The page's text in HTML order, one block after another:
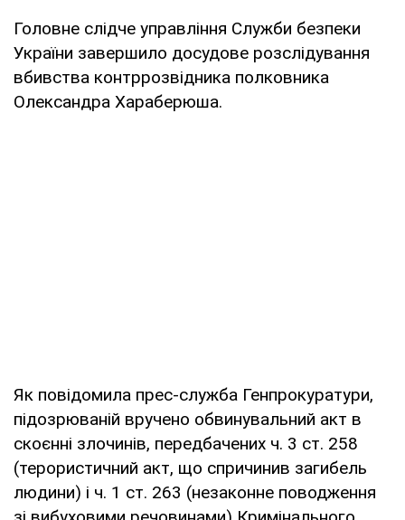
Головне слідче управління Служби безпеки
України завершило досудове розслідування
вбивства контррозвідника полковника
Олександра Хараберюша.
Як повідомила прес-служба Генпрокуратури,
підозрюваній вручено обвинувальний акт в
скоєнні злочинів, передбачених ч. 3 ст. 258
(терористичний акт, що спричинив загибель
людини) і ч. 1 ст. 263 (незаконне поводження